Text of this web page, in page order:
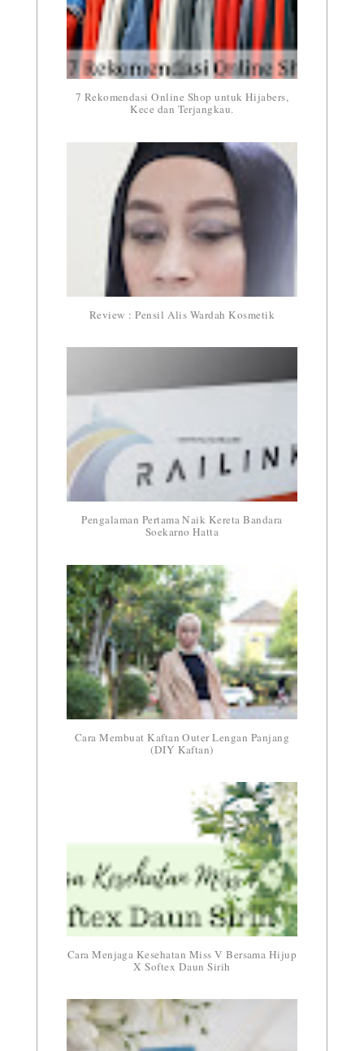
7 Rekomendasi Online Shop untuk Hijabers,
Kece dan Terjangkau.
Review : Pensil Alis Wardah Kosmetik
Pengalaman Pertama Naik Kereta Bandara
Soekarno Hatta
Cara Membuat Kaftan Outer Lengan Panjang
(DIY Kaftan)
Cara Menjaga Kesehatan Miss V Bersama Hijup
X Softex Daun Sirih